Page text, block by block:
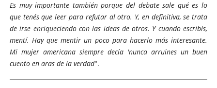
Es muy importante también porque del debate sale qué es lo
que tenés que leer para refutar al otro. Y, en definitiva, se trata
de irse enriqueciendo con las ideas de otros. Y cuando escribís,
mentí. Hay que mentir un poco para hacerlo más interesante.
Mi mujer americana siempre decía 'nunca arruines un buen
cuento en aras de la verdad".